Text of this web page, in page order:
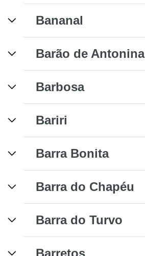
Bananal
Barão de Antonina
Barbosa
Bariri
Barra Bonita
Barra do Chapéu
Barra do Turvo
Barretos